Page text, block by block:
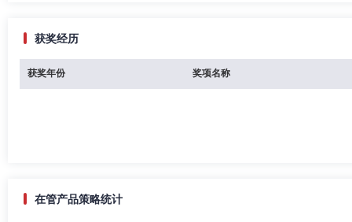
获奖经历
获奖年份 奖项名称
在管产品策略统计